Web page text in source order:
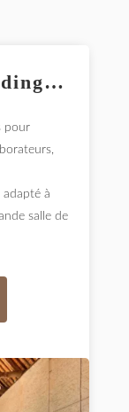
pour
adapté à
salle de